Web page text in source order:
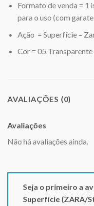
Formato de venda = 1
para o uso (com
Ação = Superfície –
Cor = 05
AVALIAÇÕES (0)
Avaliações
Não há avaliações ainda.
Seja o primeiro a
Superfície (ZARA/